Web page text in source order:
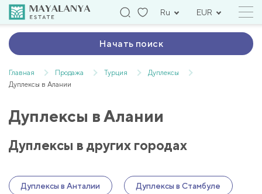
Ru EUR
Начать поиск
Главная Продажа Турция
Дуплексы
Дуплексы в Алании
Дуплексы в Алании
Дуплексы в других городах
Дуплексы в Анталии Дуплексы в Стамбуле